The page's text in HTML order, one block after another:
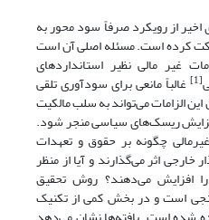
اخیر از رویکرد صرفاً سود محور به
کرده است. مسئله اصلی آن است
غیر مالی نظیر استانداردهای
[1] غالباً مانعی برای سودآوری تلقی
الزامات میتواند به سلب مالکیت
ریسکهای سیاسی منجر شود.
چگونه بر حقوق و تعهدات
خارجی اثر میگذارند و آیا از منظر
افزایش میدهند؟ روش تحقیق
است و در بخش کمی از تکنیک